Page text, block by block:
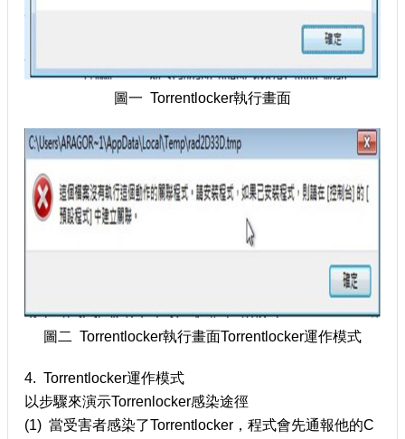
技
圖一 Torrentlocker執行畫面
圖二 Torrentlocker執行畫面Torrentlocker運作模式
4. Torrentlocker運作模式
以步驟來演示Torrenlocker感染途徑
(1) 當受害者感染了Torrentlocker，程式會先通報他的C